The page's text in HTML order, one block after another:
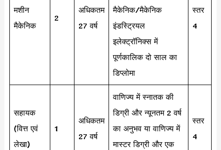
मशीन
मैकेनिक
2
अधिकतम
27 वर्ष
मैकेनिक/मैकेनिक
इंडस्ट्रियल
इलेक्ट्रॉनिक्स में
पूर्णकालिक दो साल का
डिप्लोमा
स्तर
4
सहायक
(वित्त एवं
लेखा)
1
अधिकतम
27 वर्ष
वाणिज्य में स्नातक की
डिग्री और न्यूनतम 2 वर्ष
का अनुभव या वाणिज्य में
मास्टर डिग्री और एक
स्तर
4